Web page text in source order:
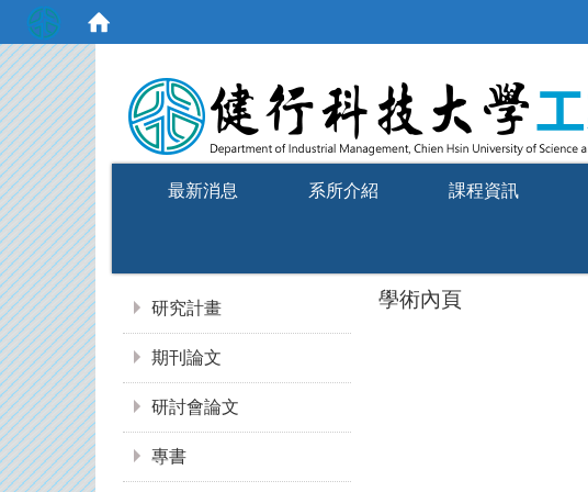
最新消息 系所介紹 課程資訊
研究計畫
期刊論文
研討會論文
專書
學術內頁